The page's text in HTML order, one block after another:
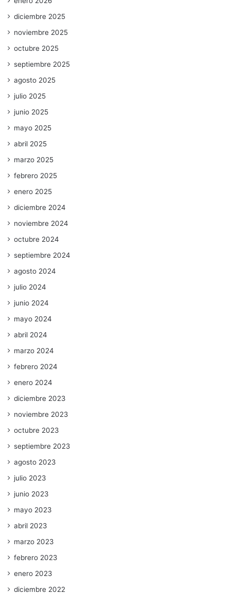
diciembre 2025
noviembre 2025
octubre 2025
septiembre 2025
agosto 2025
julio 2025
junio 2025
mayo 2025
abril 2025
marzo 2025
febrero 2025
enero 2025
diciembre 2024
noviembre 2024
octubre 2024
septiembre 2024
agosto 2024
julio 2024
junio 2024
mayo 2024
abril 2024
marzo 2024
febrero 2024
enero 2024
diciembre 2023
noviembre 2023
octubre 2023
septiembre 2023
agosto 2023
julio 2023
junio 2023
mayo 2023
abril 2023
marzo 2023
febrero 2023
enero 2023
diciembre 2022